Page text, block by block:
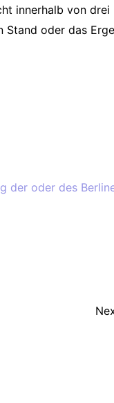
innerhalb von drei
Stand oder das
der oder des